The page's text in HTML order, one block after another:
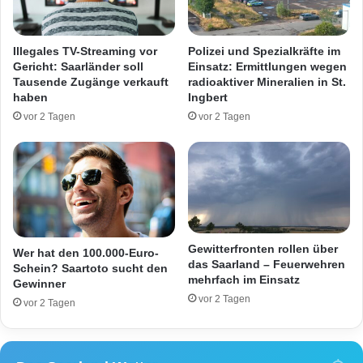
h
l
i
s
c
e
r
B
e
e
i
f
l
u
s
h
n
d
i
e
e
n
Illegales TV-Streaming vor
Gericht: Saarländer soll
Tausende Zugänge verkauft
haben
vor 2 Tagen
Polizei und Spezialkräfte im
Einsatz: Ermittlungen wegen
radioaktiver Mineralien in St.
Ingbert
vor 2 Tagen
Wer hat den 100.000-Euro-
Schein? Saartoto sucht den
Gewinner
vor 2 Tagen
Gewitterfronten rollen über
das Saarland – Feuerwehren
mehrfach im Einsatz
vor 2 Tagen